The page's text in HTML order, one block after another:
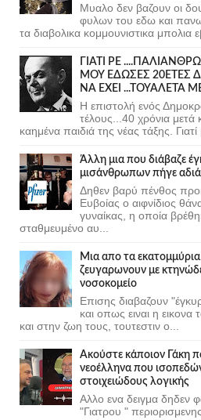
Μυαλο δεν βαζουν οι
φυλων του εδω και
τα διαβολικα κομμουνιστικα μπολια
ΓΙΑΤΙ ΡΕ
ΜΟΥ ΕΔΩΣΕΣ 20ΕΤΕΣ
ΝΑ ΕΧΕΙ ...ΤΟΥΑΛΕΤΑ
Η επιστολή ενός
τέλους...40 χρόνια μετά
καημένα παιδιά της νέας τάξης. Γιατί
Άλλη μια που διάβαζε
μισάνθρωπων πήγε
Δηθεν βαρύ πένθος
Ευβοίας ο αιφνίδιος
γυναίκας, η οποία
σταθμευμένο αυ...
Μια απο τα
ζευγαρωνουν με
νοσοκομείο
Επισης διαβαζουν
και οπως ειναι η εικονα
και στην ζωη τους, τουτεστιν ο...
Ακούστε κάποιον Γάκη
νεοέλληνα που
στοιχειώδους λογικής
Αλλο ενα δειγμα δηδεν
"Γιατρου "